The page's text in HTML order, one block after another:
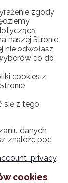
zgody
naszej Stronie
nie odwołasz,
co do
cookies z
się z tego
danych
znaleźć pod
.
cookies